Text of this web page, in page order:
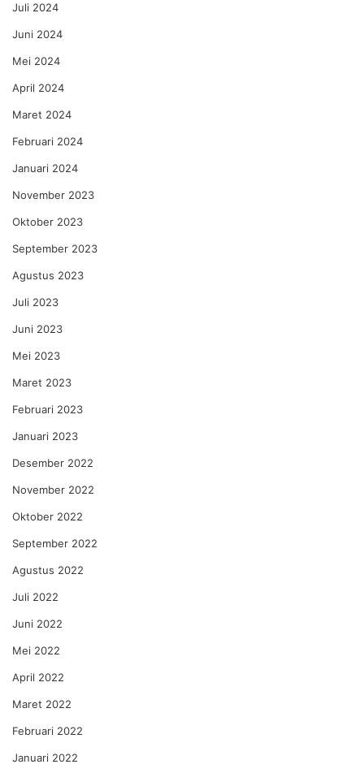
Juli 2024
Juni 2024
Mei 2024
April 2024
Maret 2024
Februari 2024
Januari 2024
November 2023
Oktober 2023
September 2023
Agustus 2023
Juli 2023
Juni 2023
Mei 2023
Maret 2023
Februari 2023
Januari 2023
Desember 2022
November 2022
Oktober 2022
September 2022
Agustus 2022
Juli 2022
Juni 2022
Mei 2022
April 2022
Maret 2022
Februari 2022
Januari 2022